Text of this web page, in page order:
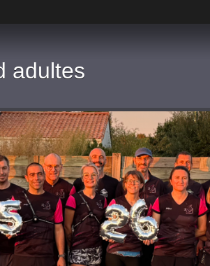
adultes